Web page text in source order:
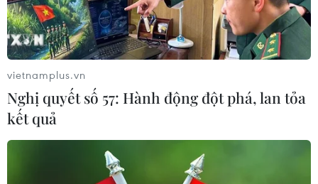
vietnamplus.vn
Nghị quyết số 57: Hành động đột phá, lan tỏa
kết quả